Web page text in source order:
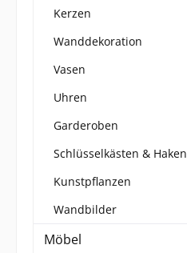
Kerzen
Wanddekoration
Vasen
Uhren
Garderoben
Schlüsselkästen & Haken
Kunstpflanzen
Wandbilder
Möbel